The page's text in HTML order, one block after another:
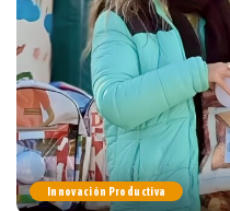
Innovación Productiva